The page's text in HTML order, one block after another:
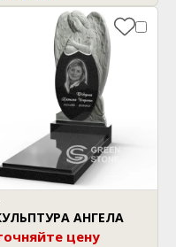
АНГЕЛА
цену